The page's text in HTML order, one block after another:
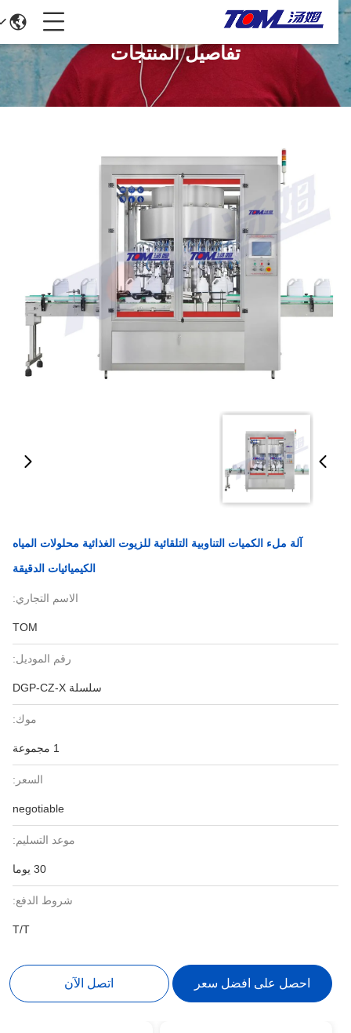
تفاصيل المنتجات
آلة ملء الكميات التناوبية التلقائية للزيوت الغذائية محلولات المياه
الكيميائيات الدقيقة
الاسم التجاري:
TOM
رقم الموديل:
سلسلة DGP-CZ-X
موك:
السعر:
negotiable
موعد التسليم:
30 يوما
شروط الدفع:
T/T
احصل على افضل سعر اتصل الآن